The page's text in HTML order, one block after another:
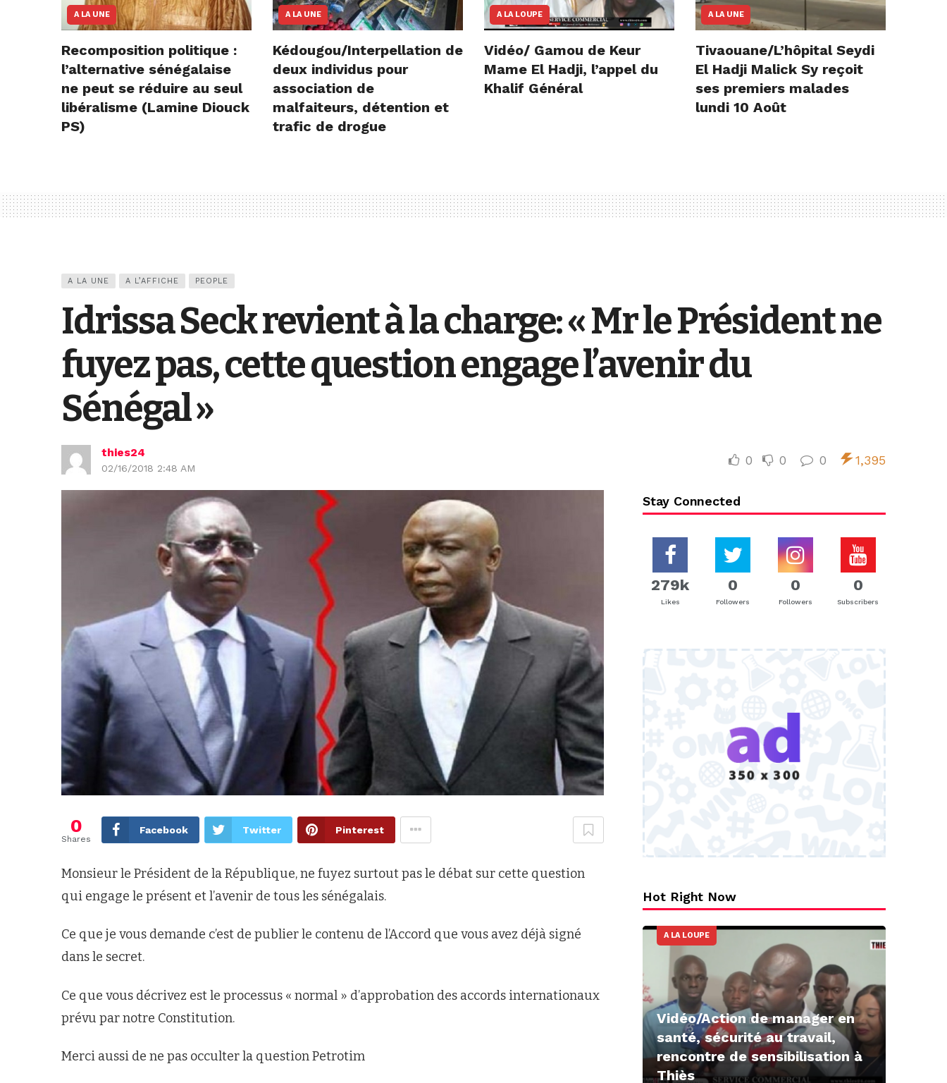
A LA UNE
Recomposition politique :
l’alternative sénégalaise
ne peut se réduire au seul
libéralisme (Lamine Diouck
PS)
A LA UNE
Kédougou/Interpellation de
deux individus pour
association de
malfaiteurs, détention et
trafic de drogue
A LA LOUPE
Vidéo/ Gamou de Keur
Mame El Hadji, l’appel du
Khalif Général
A LA UNE
Tivaouane/L’hôpital Seydi
El Hadji Malick Sy reçoit
ses premiers malades
lundi 10 Août
A LA UNE A L’AFFICHE PEOPLE
Idrissa Seck revient à la charge: « Mr le Président ne
fuyez pas, cette question engage l’avenir du
Sénégal »
thies24
02/16/2018 2:48 AM
0 0 0 1,395
0
Shares
Facebook Twitter Pinterest
Monsieur le Président de la République, ne fuyez surtout pas le débat sur cette question
qui engage le présent et l’avenir de tous les sénégalais.
Ce que je vous demande c’est de publier le contenu de l’Accord que vous avez déjà signé
dans le secret.
Ce que vous décrivez est le processus « normal » d’approbation des accords internationaux
prévu par notre Constitution.
Merci aussi de ne pas occulter la question Petrotim
Stay Connected
279k
Likes
0
Followers
0
Followers
0
Subscribers
Hot Right Now
A LA LOUPE
Vidéo/Action de manager en
santé, sécurité au travail,
rencontre de sensibilisation à
Thiès